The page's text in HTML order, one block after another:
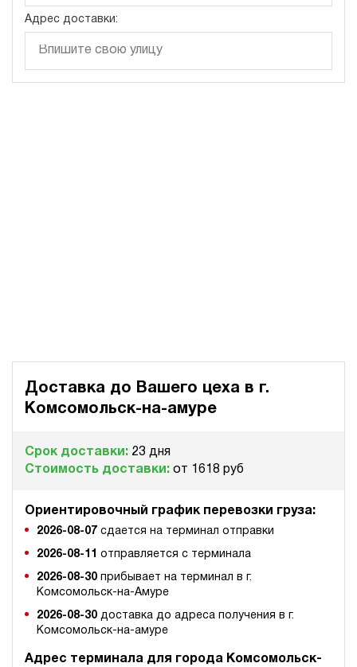
Адрес доставки:
Доставка до Вашего цеха в г.
Комсомольск-на-амуре
Срок доставки: 23 дня
Стоимость доставки: от 1618 руб
Ориентировочный график перевозки груза:
2026-08-07 сдается на терминал отправки
2026-08-11 отправляется с терминала
2026-08-30 прибывает на терминал в г.
Комсомольск-на-Амуре
2026-08-30 доставка до адреса получения в г.
Комсомольск-на-амуре
Адрес терминала для города Комсомольск-